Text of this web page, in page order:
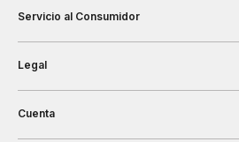
Servicio al Consumidor
Legal
Cuenta